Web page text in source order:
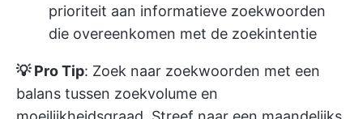
prioriteit aan informatieve zoekwoorden
die overeenkomen met de zoekintentie
💡 Pro Tip: Zoek naar zoekwoorden met een
balans tussen zoekvolume en